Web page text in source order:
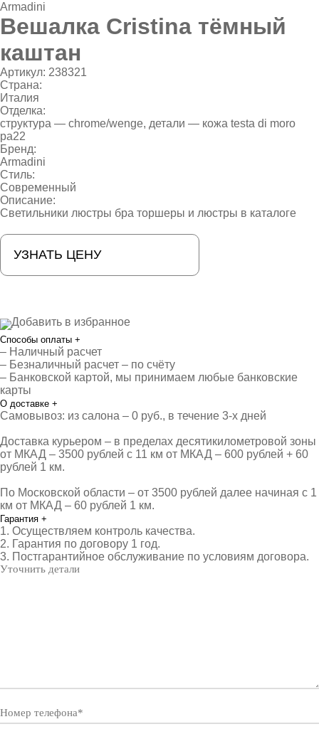
Armadini
Вешалка Cristina тёмный
каштан
Артикул: 238321
Страна:
Италия
Отделка:
структура — chrome/wenge, детали — кожа testa di moro
pa22
Бренд:
Armadini
Стиль:
Современный
Описание:
Светильники люстры бра торшеры и люстры в каталоге
УЗНАТЬ ЦЕНУ
Добавить в избранное
Способы оплаты +
– Наличный расчет
– Безналичный расчет – по счёту
– Банковской картой, мы принимаем любые банковские
карты
О доставке +
Самовывоз: из салона – 0 руб., в течение 3-х дней
Доставка курьером – в пределах десятикилометровой зоны
от МКАД – 3500 рублей с 11 км от МКАД – 600 рублей + 60
рублей 1 км.
По Московской области – от 3500 рублей далее начиная с 1
км от МКАД – 60 рублей 1 км.
Гарантия +
1. Осуществляем контроль качества.
2. Гарантия по договору 1 год.
3. Постгарантийное обслуживание по условиям договора.